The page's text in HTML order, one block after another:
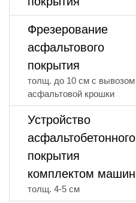
Фрезерование
асфальтового
покрытия
толщ. до 10 см с вывозом
асфальтовой крошки
Устройство
асфальтобетонного
покрытия
комплектом машин
толщ. 4-5 см